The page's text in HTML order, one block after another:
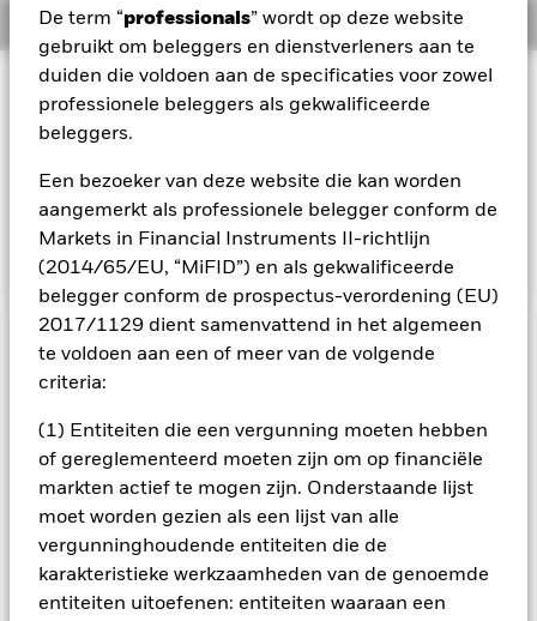
De term “professionals” wordt op deze website
gebruikt om beleggers en dienstverleners aan te
duiden die voldoen aan de specificaties voor zowel
professionele beleggers als gekwalificeerde
beleggers.
Een bezoeker van deze website die kan worden
aangemerkt als professionele belegger conform de
Markets in Financial Instruments II-richtlijn
(2014/65/EU, “MiFID”) en als gekwalificeerde
belegger conform de prospectus-verordening (EU)
2017/1129 dient samenvattend in het algemeen
te voldoen aan een of meer van de volgende
criteria:
(1) Entiteiten die een vergunning moeten hebben
of gereglementeerd moeten zijn om op financiële
markten actief te mogen zijn. Onderstaande lijst
moet worden gezien als een lijst van alle
vergunninghoudende entiteiten die de
karakteristieke werkzaamheden van de genoemde
entiteiten uitoefenen: entiteiten waaraan een
Overzicht
BELEGGINGSDOEL
Het Fonds streeft ernaar het rendement te volgen van een
index die bestaat uit bedrijven uit Zuid-Korea.
Index naar MSCI Korea 20/35 Index. De wijziging wordt
weerspiegeld in de benchmarkgegevens.
BELANGRIJKE GEGEVENS: Kapitaalrisico.De waarde en
het rendement van beleggingen kunnen dalen en stijgen, en
oorspronkelijke inleg.
Belangrijke informatie: De waarde van uw belegging en de
gegenereerde inkomsten kunnen fluctueren en het is niet
zeker dat u uw oorspronkelijke inleg terugontvangt. In
vergelijking met ontwikkelde markten kan de waarde van
beleggingen in opkomende markten blootstaan aan meer
volatiliteit, als gevolg van verschillen in algemeen aanvaarde
boekhoudregels of door economische of politieke instabiliteit.